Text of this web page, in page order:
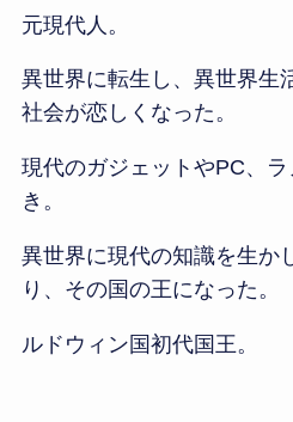
元現代人。
異世界に転生し、異世界生
社会が恋しくなった。
現代のガジェットやPC、
き。
異世界に現代の知識を生か
り、その国の王になった。
ルドウィン国初代国王。